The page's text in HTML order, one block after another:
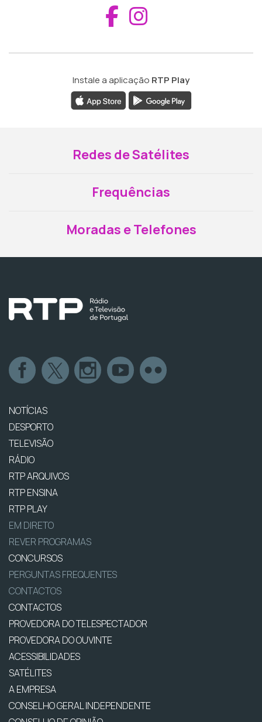
Aceder ao
Instale a aplicação RTP Play
Redes de Satélites
Frequências
Moradas e Telefones
NOTÍCIAS
DESPORTO
TELEVISÃO
RÁDIO
RTP ARQUIVOS
RTP ENSINA
RTP PLAY
EM DIRETO
REVER PROGRAMAS
CONCURSOS
PERGUNTAS FREQUENTES
CONTACTOS
CONTACTOS
PROVEDORA DO TELESPECTADOR
PROVEDORA DO OUVINTE
ACESSIBILIDADES
SATÉLITES
A EMPRESA
CONSELHO GERAL INDEPENDENTE